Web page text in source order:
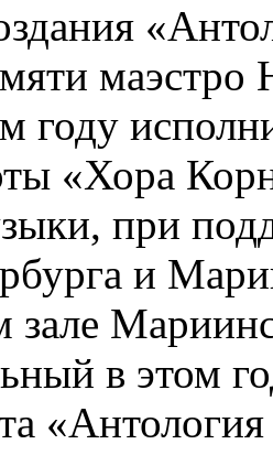
маэстро
году
«Хора
при
и
в этом